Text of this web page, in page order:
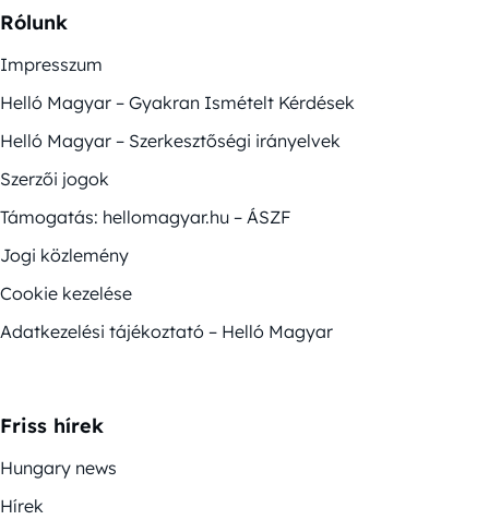
Rólunk
Impresszum
Helló Magyar – Gyakran Ismételt Kérdések
Helló Magyar – Szerkesztőségi irányelvek
Szerzői jogok
Támogatás: hellomagyar.hu – ÁSZF
Jogi közlemény
Cookie kezelése
Adatkezelési tájékoztató – Helló Magyar
Friss hírek
Hungary news
Hírek